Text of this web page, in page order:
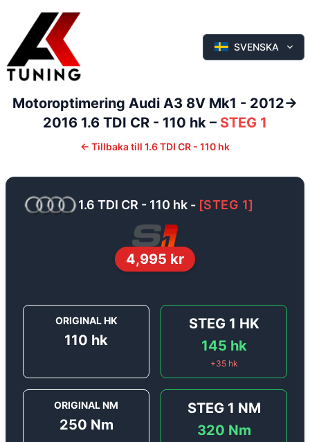
SVENSKA
Motoroptimering Audi A3 8V Mk1 - 2012->
2016 1.6 TDI CR - 110 hk – STEG 1
← Tillbaka till 1.6 TDI CR - 110 hk
1.6 TDI CR - 110 hk - [STEG 1]
4,995 kr
ORIGINAL HK
110 hk
STEG 1 HK
145 hk
+35hk
ORIGINAL NM
250 Nm
STEG 1 NM
320 Nm